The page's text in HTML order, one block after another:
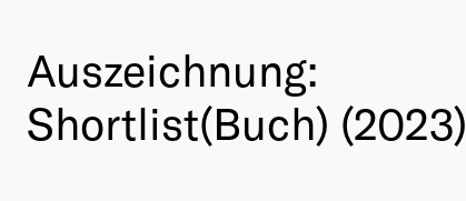
Auszeichnung:
Shortlist(Buch) (2023)